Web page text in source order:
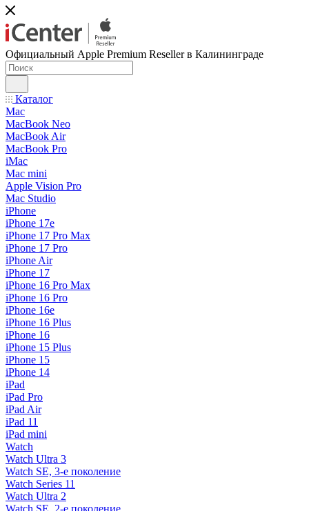
Официальный Apple Premium Reseller в Калининграде
Каталог
Mac
MacBook Neo
MacBook Air
MacBook Pro
iMac
Mac mini
Apple Vision Pro
Mac Studio
iPhone
iPhone 17e
iPhone 17 Pro Max
iPhone 17 Pro
iPhone Air
iPhone 17
iPhone 16 Pro Max
iPhone 16 Pro
iPhone 16e
iPhone 16 Plus
iPhone 16
iPhone 15 Plus
iPhone 15
iPhone 14
iPad
iPad Pro
iPad Air
iPad 11
iPad mini
Watch
Watch Ultra 3
Watch SE, 3-е поколение
Watch Series 11
Watch Ultra 2
Watch SE, 2-е поколение